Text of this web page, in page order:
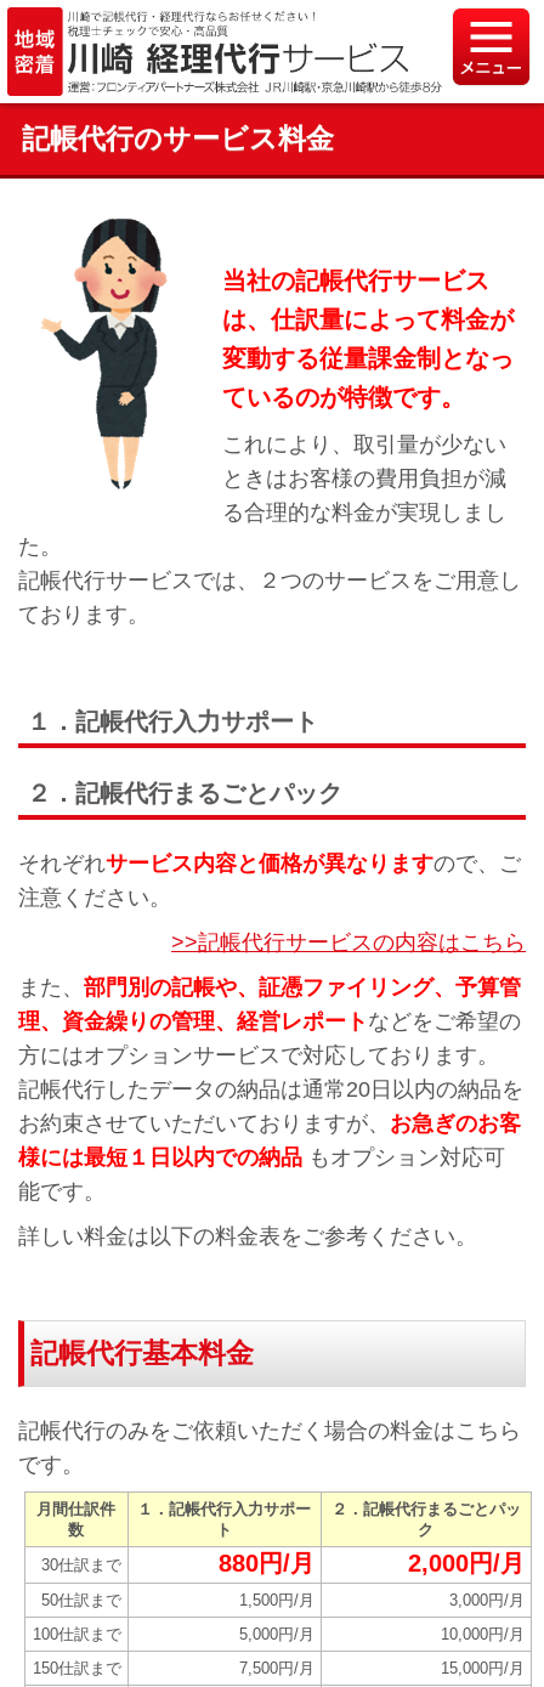
記帳代行のサービス料金
当社の記帳代行サービス
は、仕訳量によって料金が
変動する従量課金制となっ
ているのが特徴です。
これにより、取引量が少ない
ときはお客様の費用負担が減
る合理的な料金が実現しまし
た。
記帳代行サービスでは、２つのサービスをご用意し
ております。
１．記帳代行入力サポート
２．記帳代行まるごとパック
それぞれサービス内容と価格が異なりますので、ご
注意ください。
>>記帳代行サービスの内容はこちら
また、 部門別の記帳や、証憑ファイリング、予算管
理、資金繰りの管理、経営レポート などをご希望の
方にはオプションサービスで対応しております。
記帳代行したデータの納品は通常20日以内の納品を
お約束させていただいておりますが、 お急ぎのお客
様には最短１日以内での納品もオプション対応可
能です。
詳しい料金は以下の料金表をご参考ください。
記帳代行基本料金
記帳代行のみをご依頼いただく場合の料金はこちら
です。
月間仕訳件
数
１．記帳代行入力サポー
ト
２．記帳代行まるごとパッ
ク
30仕訳まで
880円/月 2,000円/月
50仕訳まで 1,500円/月
3,000円/月
100仕訳まで
5,000円/月
10,000円/月
150仕訳まで
7,500円/月
15,000円/月